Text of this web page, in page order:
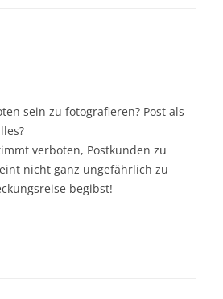
sein zu fotografieren? Post als
verboten, Postkunden zu
nicht ganz ungefährlich zu
begibst!